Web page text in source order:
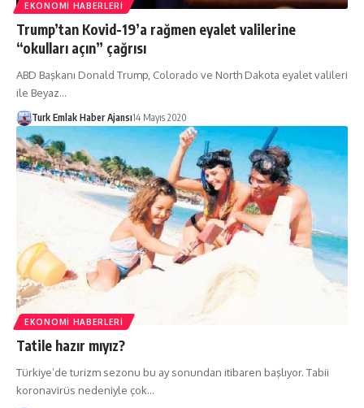
EKONOMI HABERLERI
Trump’tan Kovid-19’a rağmen eyalet valilerine
“okulları açın” çağrısı
ABD Başkanı Donald Trump, Colorado ve North Dakota eyalet valileri
ile Beyaz…
Turk Emlak Haber Ajansı14 Mayıs 2020
EKONOMI HABERLERI
Tatile hazır mıyız?
Türkiye’de turizm sezonu bu ay sonundan itibaren başlıyor. Tabii
koronavirüs nedeniyle çok…